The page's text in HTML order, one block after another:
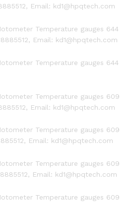
Email: kd1@hpqtech.com
Temperature gauges 644
Email: kd1@hpqtech.com
Temperature gauges 644
Temperature gauges 609
Email: kd1@hpqtech.com
Temperature gauges 609
Email: kd1@hpqtech.com
Temperature gauges 609
Email: kd1@hpqtech.com
Temperature gauges 609